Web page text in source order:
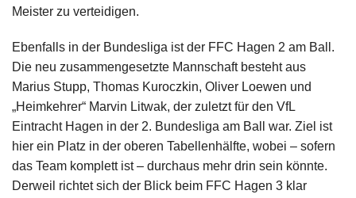
Meister zu verteidigen.
Ebenfalls in der Bundesliga ist der FFC Hagen 2 am Ball.
Die neu zusammengesetzte Mannschaft besteht aus
Marius Stupp, Thomas Kuroczkin, Oliver Loewen und
„Heimkehrer“ Marvin Litwak, der zuletzt für den VfL
Eintracht Hagen in der 2. Bundesliga am Ball war. Ziel ist
hier ein Platz in der oberen Tabellenhälfte, wobei – sofern
das Team komplett ist – durchaus mehr drin sein könnte.
Derweil richtet sich der Blick beim FFC Hagen 3 klar